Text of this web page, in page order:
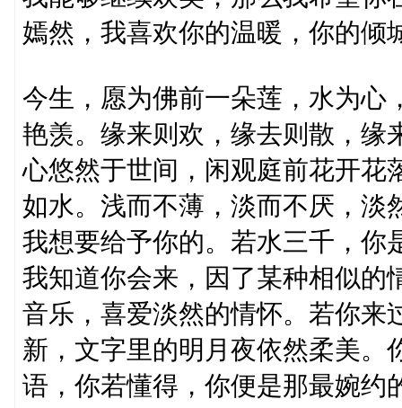
嫣然，我喜欢你的温暖，你的倾
今生，愿为佛前一朵莲，水为心
艳羡。缘来则欢，缘去则散，缘
心悠然于世间，闲观庭前花开花
如水。浅而不薄，淡而不厌，淡
我想要给予你的。若水三千，你
我知道你会来，因了某种相似的
音乐，喜爱淡然的情怀。若你来
新，文字里的明月夜依然柔美。
语，你若懂得，你便是那最婉约